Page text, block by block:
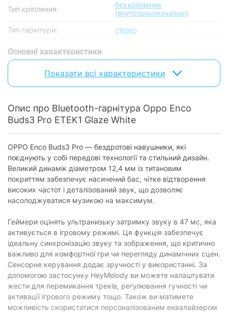
Тип кріплення:
без кріплення
(внутрішньоканальні)
Тип гарнітури: стерео
Основнi характеристики
Частотний діапазон:
Чутливість:
114 дБ
Наявність активного
шумозаглушення (ANC):
є
Тип випромінювача: динамічний
Bluetooth-кодек: AAC, SBC
Бездротовий зв'язок
Тип бездротового
Bluetooth
Версія Bluetooth: Bluetooth 5.4
Живлення
Живлення:
акумулятор
Час заряджання:
1 год
Час роботи розмова/
очікування:
12 год (54 год)
Показати всі характеристики
Опис про Bluetooth-гарнітура Oppo Enco
Buds3 Pro ETEK1 Glaze White
OPPO Enco Buds3 Pro — бездротові навушники, які
поєднують у собі передові технології та стильний дизайн.
Великий динамік діаметром 12,4 мм із титановим
покриттям забезпечує насичений бас, чітке відтворення
високих частот і деталізований звук, що дозволяє
насолоджуватися музикою на максимум.
Геймери оцінять ультранизьку затримку звуку в 47 мс, яка
активується в ігровому режимі. Ця функція забезпечує
ідеальну синхронізацію звуку та зображення, що критично
важливо для комфортної гри чи перегляду динамічних сцен.
Сенсорне керування додає зручності у використанні. За
допомогою застосунку HeyMelody ви можете налаштувати
жести для перемикання треків, регулювання гучності чи
активації ігрового режиму тощо. Також ви матимете
можливість скористатися персоналізованим еквалайзером